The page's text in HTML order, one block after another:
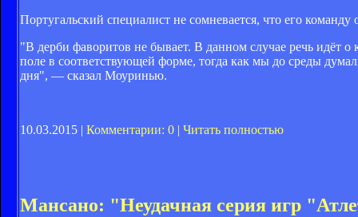
Португальский специалист не сомневается, что его
"В дерби фаворитов не бывает. В данном случае речь идёт
поле в соответствующей форме, тогда как мы до среды
дня", — сказал Моуринью.
10.03.2015 | Комментарии: 0 | Читать полностью
Мансано: "Неудачная серия игр